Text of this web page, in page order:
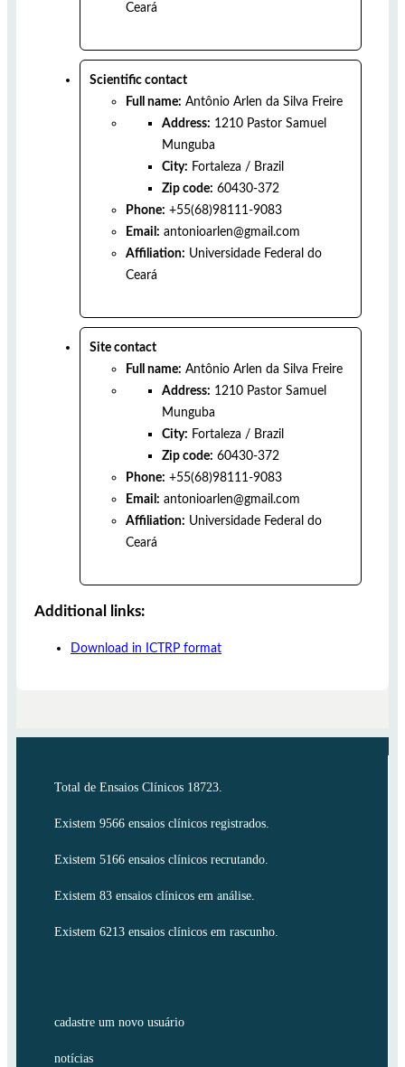
Ceará
Scientific contact
Full name: Antônio Arlen da Silva Freire
Address: 1210 Pastor Samuel
Munguba
City: Fortaleza / Brazil
Zip code: 60430-372
Phone: +55(68)98111-9083
Email: antonioarlen@gmail.com
Affiliation: Universidade Federal do
Ceará
Site contact
Full name: Antônio Arlen da Silva Freire
Address: 1210 Pastor Samuel
Munguba
City: Fortaleza / Brazil
Zip code: 60430-372
Phone: +55(68)98111-9083
Email: antonioarlen@gmail.com
Affiliation: Universidade Federal do
Ceará
Additional links:
Download in ICTRP format
Total de Ensaios Clínicos 18723.
Existem 9566 ensaios clínicos registrados.
Existem 5166 ensaios clínicos recrutando.
Existem 83 ensaios clínicos em análise.
Existem 6213 ensaios clínicos em rascunho.
cadastre um novo usuário
notícias